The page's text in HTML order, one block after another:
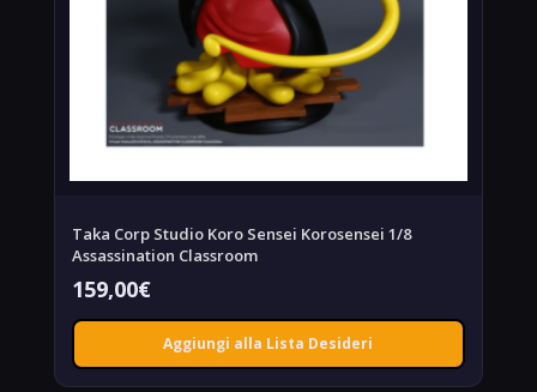
Taka Corp Studio Koro Sensei Korosensei 1/8
Assassination Classroom
159,00€
Aggiungi alla Lista Desideri